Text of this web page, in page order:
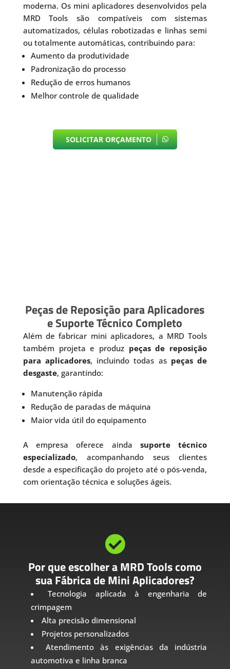
moderna. Os mini aplicadores desenvolvidos pela
MRD Tools são compatíveis com sistemas
automatizados, células robotizadas e linhas semi
ou totalmente automáticas, contribuindo para:
Aumento da produtividade
Padronização do processo
Redução de erros humanos
Melhor controle de qualidade
SOLICITAR ORÇAMENTO
Peças de Reposição para Aplicadores
e Suporte Técnico Completo
Além de fabricar mini aplicadores, a MRD Tools
também projeta e produz peças de reposição
para aplicadores, incluindo todas as peças de
desgaste, garantindo:
Manutenção rápida
Redução de paradas de máquina
Maior vida útil do equipamento
A empresa oferece ainda suporte técnico
especializado, acompanhando seus clientes
desde a especificação do projeto até o pós-venda,
com orientação técnica e soluções ágeis.

Por que escolher a MRD Tools como
sua Fábrica de Mini Aplicadores?
Tecnologia aplicada à engenharia de
crimpagem
Alta precisão dimensional
Projetos personalizados
Atendimento às exigências da indústria
automotiva e linha branca